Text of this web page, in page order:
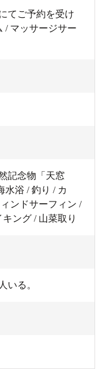
てご予約を受け
/ マッサージサー
記念物「天窓
水浴 / 釣り / カ
ンドサーフィン /
ング / 山菜取り
いる。